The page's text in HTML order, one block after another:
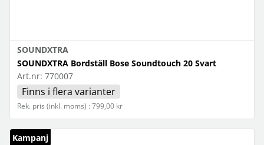
SOUNDXTRA
SOUNDXTRA Bordställ Bose Soundtouch 20 Svart
Art.nr: 770007
Finns i flera varianter
Rek. pris (inkl. moms) : 799,00 kr
Kampanj